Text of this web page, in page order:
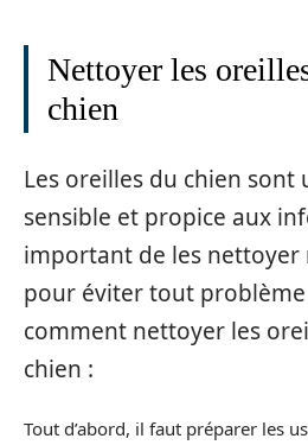
Nettoyer les
chien
Les oreilles du chien sont
sensible et propice aux
important de les
pour éviter tout problème
comment nettoyer les
chien :
Tout d’abord, il faut préparer les